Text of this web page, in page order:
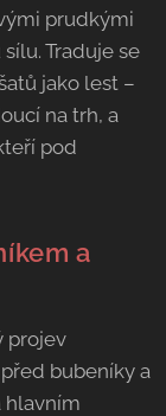
prudkými
Traduje se
jako lest –
na trh, a
pod
a
projev
bubeníky a
hlavním